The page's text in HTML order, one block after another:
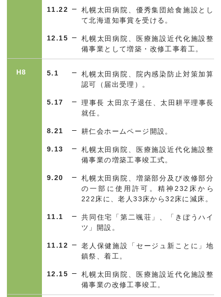
11.22
札幌太田病院、優秀集団給食施設とし
て北海道知事賞を受ける。
12.15
札幌太田病院、医療施設近代化施設整
備事業として増築・改修工事着工。
H8 5.1
札幌太田病院、院内感染防止対策加算
認可（届出受理）。
5.17
理事長 太田京子退任、太田耕平理事長
就任。
8.21 耕仁会ホームページ開設。
9.13
札幌太田病院、医療施設近代化施設整
備事業の増築工事竣工式。
9.20
札幌太田病院、増築部分及び改修部分
の一部に使用許可。精神 232 床から
222 床に、老人33 床から32 床に減床。
11.1
共同住宅「第二颯荘」、「きぼうハイ
ツ」開設。
11.12
老人保健施設「セージュ新ことに」地
鎮祭、着工。
12.15
札幌太田病院、医療施設近代化施設整
備事業の改修工事竣工。